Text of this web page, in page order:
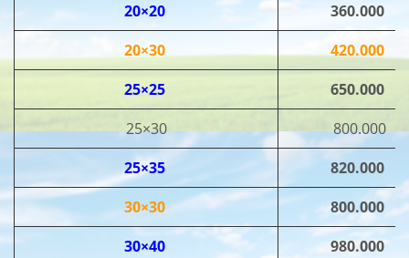
20×20
360.000
20×30
420.000
25×25
650.000
25×30
800.000
25×35
820.000
30×30
800.000
30×40
980.000